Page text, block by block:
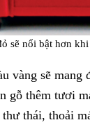
sẽ nổi bật hơn
vàng sẽ
gỗ thêm tươi
thái, thoải